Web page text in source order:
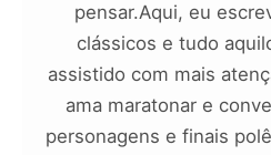
pensar.Aqui, eu
clássicos e tudo
assistido com mais
ama maratonar e
personagens e finais